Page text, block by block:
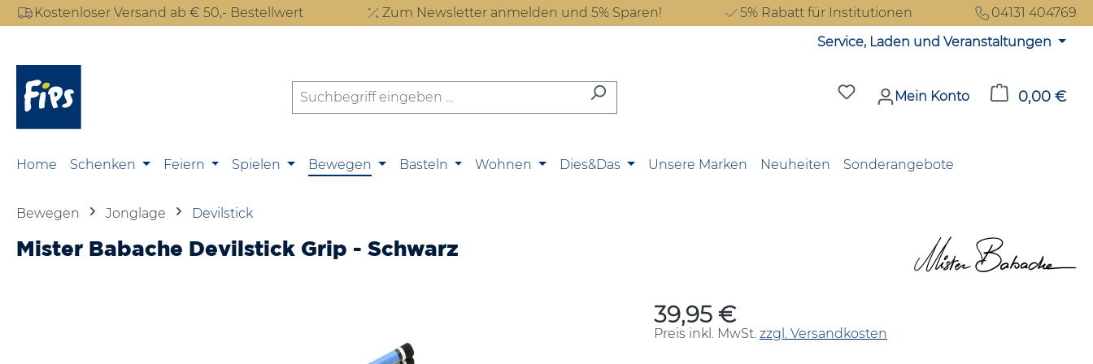
Hauptinhalt springen
Zur Suche springen
Zur Hauptnavigation springen
Kostenloser Versand ab € 50,- Bestellwert Zum Newsletter anmelden und 5% Sparen! 5% Rabatt für Institutionen
04131 404769
Service, Laden und Veranstaltungen
Du hast 0 Produkte auf dem
Mein Konto 0,00 €
Home Schenken Feiern Spielen Bewegen Basteln Wohnen Dies&Das Unsere Marken Neuheiten Sonderangebote
Bewegen Jonglage Devilstick
Mister Babache Devilstick Grip - Schwarz
Regulärer Preis:
39,95 €
Preis inkl. MwSt. zzgl. Versandkosten